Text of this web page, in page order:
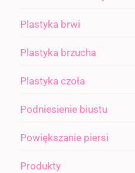
Plastyka brwi
Plastyka brzucha
Plastyka czoła
Podniesienie biustu
Powiększanie piersi
Produkty